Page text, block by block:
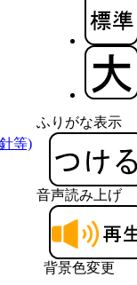
ふりがな表示
音声読み上げ
背景色変更
等)